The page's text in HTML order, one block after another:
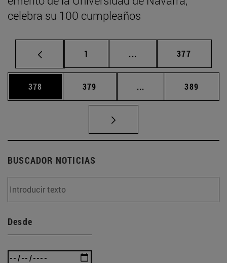
celebra su 100 cumpleaños
Página
1 ... Páginas intermedias
Página
377
Página
378 Página
379 ... Páginas intermedias
Página
389
BUSCADOR NOTICIAS
Desde